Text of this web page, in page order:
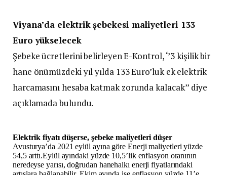
Viyana’da elektrik şebekesi maliyetleri 133
Euro yükselecek
Şebeke ücretlerini belirleyen E-Kontrol, ‘’3 kişilik bir
hane önümüzdeki yıl yılda 133 Euro’luk ek elektrik
harcamasını hesaba katmak zorunda kalacak’’ diye
açıklamada bulundu.
Elektrik fiyatı düşerse, şebeke maliyetleri düşer
Avusturya’da 2021 eylül ayına göre Enerji maliyetleri yüzde
54,5 arttı.Eylül ayındaki yüzde 10,5’lik enflasyon oranının
neredeyse yarısı, doğrudan hanehalkı enerji fiyatlarındaki